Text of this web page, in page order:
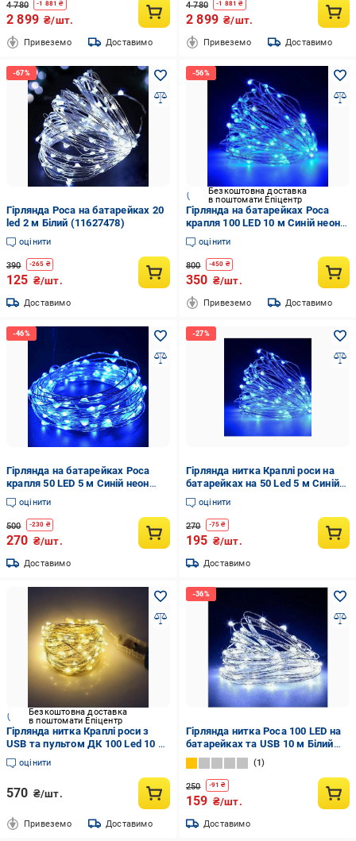
4 780 -1 881 ₴
2 899 ₴/шт.
Привеземо Доставимо
4 780 -1 881 ₴
2 899 ₴/шт.
Привеземо Доставимо
Гірлянда Роса на батарейках 20
led 2 м Білий (11627478)
оцінити
390 -265 ₴
125 ₴/шт.
Доставимо
Безкоштовна доставка
в поштомати Епіцентр
Гірлянда на батарейках Роса
крапля 100 LED 10 м Синій неон
(МХ-НФ-0000578)
оцінити
800 -450 ₴
350 ₴/шт.
Привеземо Доставимо
Гірлянда на батарейках Роса
крапля 50 LED 5 м Синій неон
(МХ-НФ-000057)
оцінити
500 -230 ₴
270 ₴/шт.
Доставимо
Гірлянда нитка Краплі роси на
батарейках на 50 Led 5 м Синій
(44f09621)
оцінити
270 -75 ₴
195 ₴/шт.
Доставимо
Безкоштовна доставка
в поштомати Епіцентр
Гірлянда нитка Краплі роси з
USB та пультом ДК 100 Led 10 м
Білий теплий (da3212b5)
оцінити
570 ₴/шт.
Привеземо Доставимо
Гірлянда нитка Роса 100 LED на
батарейках та USB 10 м Білий
(bafa2cd4)
1
250 -91 ₴
159 ₴/шт.
Доставимо